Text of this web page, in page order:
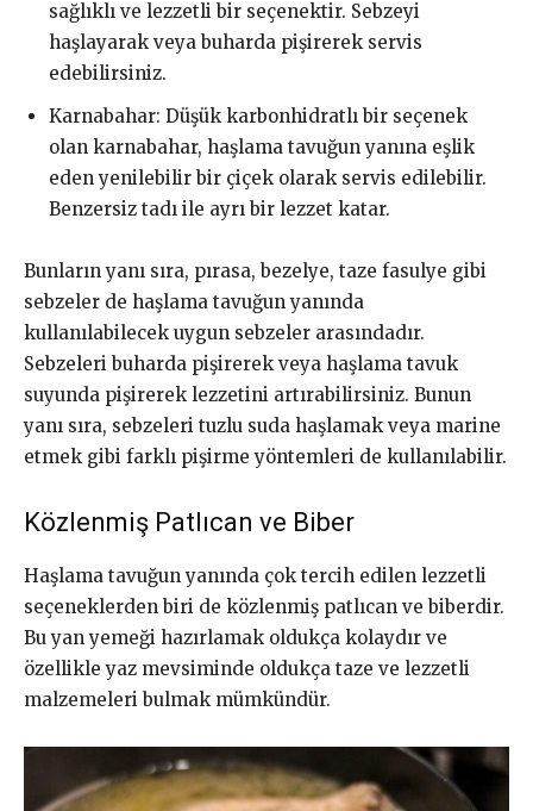
sağlıklı ve lezzetli bir seçenektir. Sebzeyi
haşlayarak veya buharda pişirerek servis
edebilirsiniz.
Karnabahar: Düşük karbonhidratlı bir seçenek
olan karnabahar, haşlama tavuğun yanına eşlik
eden yenilebilir bir çiçek olarak servis edilebilir.
Benzersiz tadı ile ayrı bir lezzet katar.
Bunların yanı sıra, pırasa, bezelye, taze fasulye gibi
sebzeler de haşlama tavuğun yanında
kullanılabilecek uygun sebzeler arasındadır.
Sebzeleri buharda pişirerek veya haşlama tavuk
suyunda pişirerek lezzetini artırabilirsiniz. Bunun
yanı sıra, sebzeleri tuzlu suda haşlamak veya marine
etmek gibi farklı pişirme yöntemleri de kullanılabilir.
Közlenmiş Patlıcan ve Biber
Haşlama tavuğun yanında çok tercih edilen lezzetli
seçeneklerden biri de közlenmiş patlıcan ve biberdir.
Bu yan yemeği hazırlamak oldukça kolaydır ve
özellikle yaz mevsiminde oldukça taze ve lezzetli
malzemeleri bulmak mümkündür.